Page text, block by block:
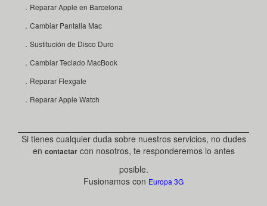
．Reparar Apple en Barcelona
．Cambiar Pantalla Mac
．Sustitución de Disco Duro
．Cambiar Teclado MacBook
．Reparar Flexgate
．Reparar Apple Watch
Si tienes cualquier duda sobre nuestros servicios, no dudes
en contactarcon nosotros, te responderemos lo antes
posible.
Fusionamos con Europa 3G